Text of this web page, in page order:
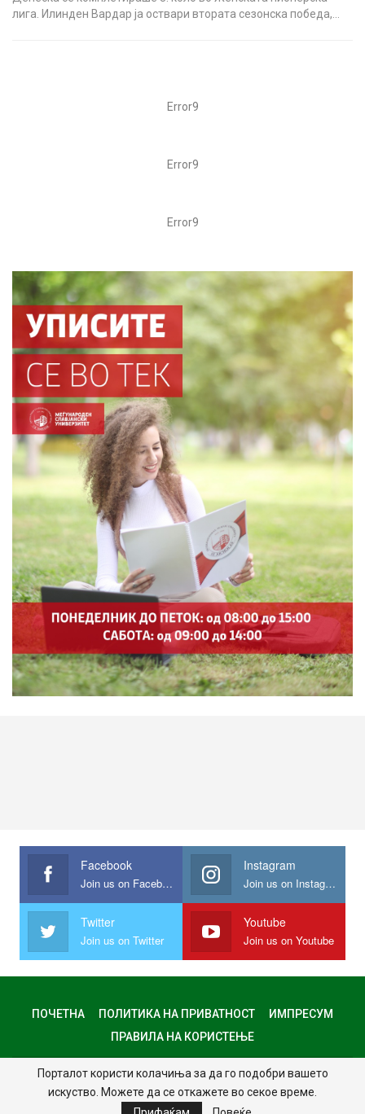
лига. Илинден Вардар ја оствари втората сезонска победа,…
Error9
Error9
Error9
Facebook
Join us on Facebook
Instagram
Join us on Instagram
Twitter
Join us on Twitter
Youtube
Join us on Youtube
ПОЧЕТНА ПОЛИТИКА НА ПРИВАТНОСТ
ИМПРЕСУМ
ПРАВИЛА НА КОРИСТЕЊЕ
© 2024 - Сите права задржани.
Website Design:
Порталот користи колачиња за да го подобри вашето
искуство. Можете да се откажете во секое време.